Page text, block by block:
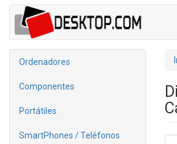
Ordenadores
Componentes
Portátiles
SmartPhones / Teléfonos